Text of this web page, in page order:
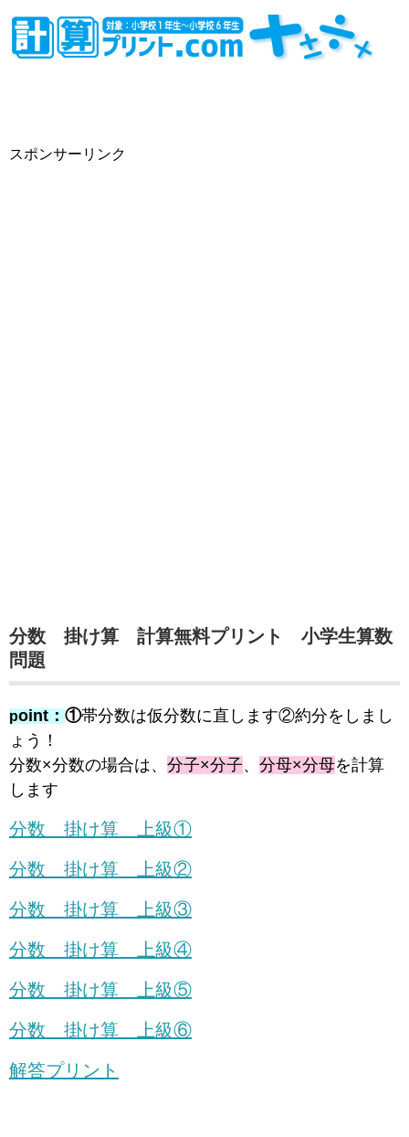
スポンサーリンク
分数 掛け算 計算無料プリント 小学生算数
問題
point： ①帯分数は仮分数に直します②約分をしまし
ょう！
分数×分数の場合は、 分子×分子、 分母×分母を計算
します
分数 掛け算 上級①
分数 掛け算 上級②
分数 掛け算 上級③
分数 掛け算 上級④
分数 掛け算 上級⑤
分数 掛け算 上級⑥
解答プリント